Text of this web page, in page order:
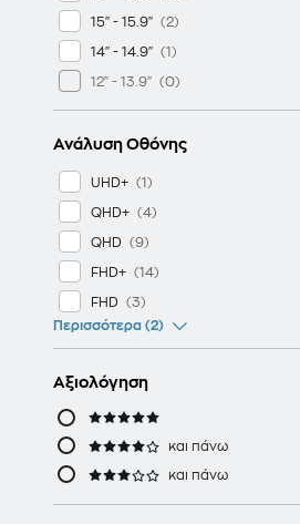
15" - 15.9"
14" - 14.9"
12" - 13.9"
Ανάλυση Οθόνης
UHD+
QHD+
QHD
FHD+
FHD
Περισσότερα (2)
Αξιολόγηση
και πάνω
και πάνω